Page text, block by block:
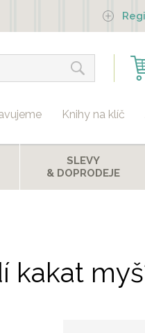
Knihy na klíč
SLEVY
& DOPRODEJE
kakat